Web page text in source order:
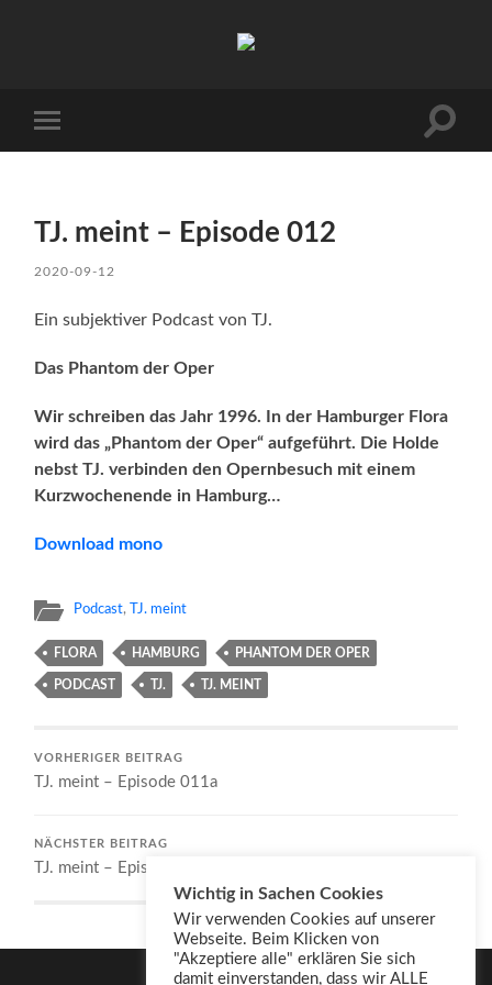
Menü
TJ. meint – Episode 012
2020-09-12
Ein subjektiver Podcast von TJ.
Das Phantom der Oper
Wir schreiben das Jahr 1996. In der Hamburger Flora
wird das „Phantom der Oper“ aufgeführt. Die Holde
nebst TJ. verbinden den Opernbesuch mit einem
Kurzwochenende in Hamburg…
Download mono
Podcast, TJ. meint
FLORA HAMBURG PHANTOM DER OPER
PODCAST TJ. TJ. MEINT
VORHERIGER BEITRAG
TJ. meint – Episode 011a
NÄCHSTER BEITRAG
TJ. meint – Episode 013
Wichtig in Sachen Cookies
Wir verwenden Cookies auf unserer
Webseite. Beim Klicken von
"Akzeptiere alle" erklären Sie sich
damit einverstanden, dass wir ALLE